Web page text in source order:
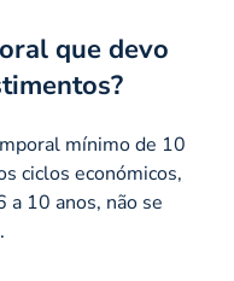
que devo
mínimo de 10
ciclos económicos,
10 anos, não se